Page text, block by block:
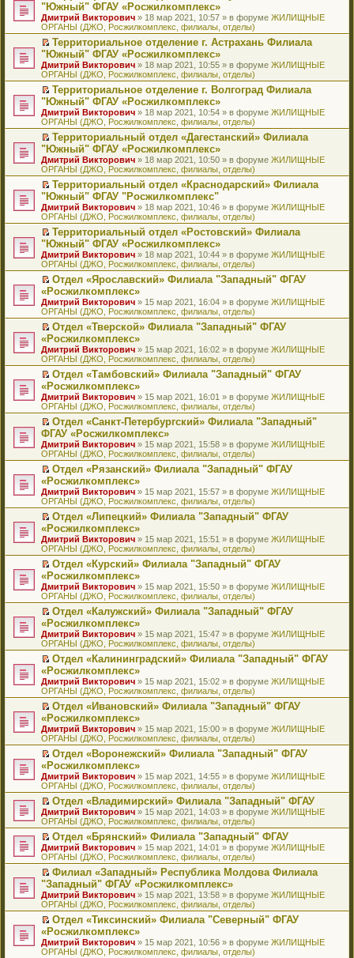
н
и
ю
о
о
б
щ
е
н
и
ю
н
о
м
у
с
о
о
б
щ
е
н
и
ю
ч
и
т
а
н
н
о
м
у
с
о
о
б
щ
е
н
и
ю
н
е
п
р
о
ч
и
т
а
н
н
о
м
у
с
о
о
б
щ
е
н
и
ю
р
в
о
м
у
н
е
п
р
о
ч
и
т
а
н
н
о
м
у
с
о
о
б
щ
е
н
и
ю
т
и
к
п
е
р
в
о
м
у
н
е
п
р
о
ч
и
т
а
н
н
о
м
у
с
о
о
б
щ
е
н
ю
П
е
р
е
й
т
и
к
п
е
р
в
о
м
у
н
е
п
р
о
ч
и
т
а
н
н
о
м
у
с
о
б
щ
е
н
ю
"Южный" ФГАУ «Росжилкомплекс»
Дмитрий Викторович » 18 мар 2021, 10:57 » в форуме ЖИЛИЩНЫЕ
ОРГАНЫ (ДЖО, Росжилкомплекс, филиалы, отделы)
П
е
р
е
й
т
и
к
п
е
р
в
о
м
у
н
е
п
р
о
ч
и
т
а
н
н
м
у
с
о
б
щ
е
н
ю
Территориальное отделение г. Астрахань Филиала
"Южный" ФГАУ «Росжилкомплекс»
Дмитрий Викторович » 18 мар 2021, 10:55 » в форуме ЖИЛИЩНЫЕ
ОРГАНЫ (ДЖО, Росжилкомплекс, филиалы, отделы)
П
е
р
е
й
т
и
к
п
е
р
в
о
м
у
н
е
п
р
о
ч
т
а
н
н
м
у
с
о
б
щ
е
н
и
ю
Территориальное отделение г. Волгоград Филиала
"Южный" ФГАУ «Росжилкомплекс»
Дмитрий Викторович » 18 мар 2021, 10:54 » в форуме ЖИЛИЩНЫЕ
ОРГАНЫ (ДЖО, Росжилкомплекс, филиалы, отделы)
П
е
р
е
й
т
и
к
п
е
р
в
о
м
у
н
п
р
о
ч
т
а
н
н
м
у
с
о
о
б
щ
е
н
ю
Территориальный отдел «Дагестанский» Филиала
"Южный" ФГАУ «Росжилкомплекс»
Дмитрий Викторович » 18 мар 2021, 10:50 » в форуме ЖИЛИЩНЫЕ
ОРГАНЫ (ДЖО, Росжилкомплекс, филиалы, отделы)
П
е
р
е
й
т
и
к
п
е
р
о
м
у
н
п
р
о
ч
т
а
н
н
о
м
у
с
о
б
щ
е
н
ю
Территориальный отдел «Краснодарский» Филиала
"Южный" ФГАУ "Росжилкомплекс"
Дмитрий Викторович » 18 мар 2021, 10:46 » в форуме ЖИЛИЩНЫЕ
ОРГАНЫ (ДЖО, Росжилкомплекс, филиалы, отделы)
П
е
р
е
й
т
к
п
е
р
о
м
у
н
п
р
о
ч
и
т
а
н
н
м
у
с
о
б
щ
е
н
ю
Территориальный отдел «Ростовский» Филиала
"Южный" ФГАУ «Росжилкомплекс»
Дмитрий Викторович » 18 мар 2021, 10:44 » в форуме ЖИЛИЩНЫЕ
ОРГАНЫ (ДЖО, Росжилкомплекс, филиалы, отделы)
П
р
е
й
т
к
п
е
р
о
м
у
н
е
п
р
о
ч
т
а
н
н
м
у
с
о
б
щ
е
н
ю
Отдел «Ярославский» Филиала "Западный" ФГАУ
«Росжилкомплекс»
Дмитрий Викторович » 15 мар 2021, 16:04 » в форуме ЖИЛИЩНЫЕ
ОРГАНЫ (ДЖО, Росжилкомплекс, филиалы, отделы)
П
р
е
й
т
к
п
е
р
в
о
м
у
н
п
р
о
ч
т
а
н
н
м
у
с
о
б
щ
е
н
ю
Отдел «Тверской» Филиала "Западный" ФГАУ
«Росжилкомплекс»
Дмитрий Викторович » 15 мар 2021, 16:02 » в форуме ЖИЛИЩНЫЕ
ОРГАНЫ (ДЖО, Росжилкомплекс, филиалы, отделы)
П
р
е
й
т
и
к
п
е
р
о
м
у
н
п
р
о
ч
т
а
н
н
м
у
с
о
б
щ
е
н
ю
Отдел «Тамбовский» Филиала "Западный" ФГАУ
«Росжилкомплекс»
Дмитрий Викторович » 15 мар 2021, 16:01 » в форуме ЖИЛИЩНЫЕ
ОРГАНЫ (ДЖО, Росжилкомплекс, филиалы, отделы)
П
е
р
е
й
т
к
п
е
р
о
м
у
н
п
р
о
ч
т
а
н
н
м
у
с
о
б
щ
е
н
ю
Отдел «Санкт-Петербургский» Филиала "Западный"
ФГАУ «Росжилкомплекс»
Дмитрий Викторович » 15 мар 2021, 15:58 » в форуме ЖИЛИЩНЫЕ
ОРГАНЫ (ДЖО, Росжилкомплекс, филиалы, отделы)
П
р
е
й
т
к
п
е
р
о
м
у
н
п
р
о
ч
т
а
н
н
м
у
с
о
б
щ
е
н
и
ю
Отдел «Рязанский» Филиала "Западный" ФГАУ
«Росжилкомплекс»
Дмитрий Викторович » 15 мар 2021, 15:57 » в форуме ЖИЛИЩНЫЕ
ОРГАНЫ (ДЖО, Росжилкомплекс, филиалы, отделы)
П
р
е
й
т
к
п
е
р
о
м
у
н
п
р
о
ч
т
а
н
н
м
у
с
о
о
б
щ
е
н
и
ю
Отдел «Липецкий» Филиала "Западный" ФГАУ
«Росжилкомплекс»
Дмитрий Викторович » 15 мар 2021, 15:51 » в форуме ЖИЛИЩНЫЕ
ОРГАНЫ (ДЖО, Росжилкомплекс, филиалы, отделы)
П
р
е
й
т
к
п
е
р
о
м
у
н
п
р
о
ч
т
а
н
н
о
м
у
с
о
о
б
щ
е
н
и
ю
Отдел «Курский» Филиала "Западный" ФГАУ
«Росжилкомплекс»
Дмитрий Викторович » 15 мар 2021, 15:50 » в форуме ЖИЛИЩНЫЕ
ОРГАНЫ (ДЖО, Росжилкомплекс, филиалы, отделы)
П
р
е
й
т
к
п
е
р
о
м
у
н
п
р
о
ч
и
т
а
н
н
о
м
у
с
о
о
б
щ
е
н
Отдел «Калужский» Филиала "Западный" ФГАУ
«Росжилкомплекс»
Дмитрий Викторович » 15 мар 2021, 15:47 » в форуме ЖИЛИЩНЫЕ
ОРГАНЫ (ДЖО, Росжилкомплекс, филиалы, отделы)
П
р
е
й
т
к
п
е
р
о
м
у
н
е
п
р
о
ч
и
т
а
н
н
о
м
у
с
о
Отдел «Калининградский» Филиала "Западный" ФГАУ
«Росжилкомплекс»
Дмитрий Викторович » 15 мар 2021, 15:02 » в форуме ЖИЛИЩНЫЕ
ОРГАНЫ (ДЖО, Росжилкомплекс, филиалы, отделы)
П
р
е
й
т
к
п
е
р
в
о
м
у
н
е
п
р
о
ч
и
т
а
н
н
Отдел «Ивановский» Филиала "Западный" ФГАУ
«Росжилкомплекс»
Дмитрий Викторович » 15 мар 2021, 15:00 » в форуме ЖИЛИЩНЫЕ
ОРГАНЫ (ДЖО, Росжилкомплекс, филиалы, отделы)
П
р
е
й
т
и
к
п
е
р
в
о
м
у
н
е
п
р
о
ч
Отдел «Воронежский» Филиала "Западный" ФГАУ
«Росжилкомплекс»
Дмитрий Викторович » 15 мар 2021, 14:55 » в форуме ЖИЛИЩНЫЕ
ОРГАНЫ (ДЖО, Росжилкомплекс, филиалы, отделы)
П
е
р
е
й
т
и
к
п
е
р
в
о
м
у
н
Отдел «Владимирский» Филиала "Западный" ФГАУ
Дмитрий Викторович » 15 мар 2021, 14:03 » в форуме ЖИЛИЩНЫЕ
ОРГАНЫ (ДЖО, Росжилкомплекс, филиалы, отделы)
П
е
р
е
й
т
и
к
п
е
р
в
Отдел «Брянский» Филиала "Западный" ФГАУ
Дмитрий Викторович » 15 мар 2021, 14:01 » в форуме ЖИЛИЩНЫЕ
ОРГАНЫ (ДЖО, Росжилкомплекс, филиалы, отделы)
П
е
р
е
й
т
к
п
Филиал «Западный» Республика Молдова Филиала
"Западный" ФГАУ «Росжилкомплекс»
Дмитрий Викторович » 15 мар 2021, 13:58 » в форуме ЖИЛИЩНЫЕ
ОРГАНЫ (ДЖО, Росжилкомплекс, филиалы, отделы)
П
р
е
Отдел «Тиксинский» Филиала "Северный" ФГАУ
«Росжилкомплекс»
Дмитрий Викторович » 15 мар 2021, 10:56 » в форуме ЖИЛИЩНЫЕ
ОРГАНЫ (ДЖО, Росжилкомплекс, филиалы, отделы)